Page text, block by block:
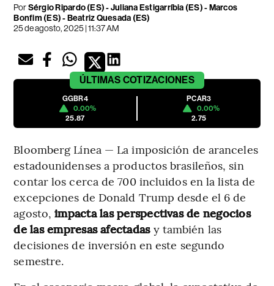
PorSérgio Ripardo (ES)-Juliana Estigarríbia (ES)-Marcos
Bonfim (ES)-Beatriz Quesada (ES)
25 de agosto, 2025 | 11:37 AM
ÚLTIMAS COTIZACIONES
GGBR4
0.00%
25.87
PCAR3
0.00%
2.75
Bloomberg Línea — La imposición de aranceles
estadounidenses a productos brasileños, sin
contar los cerca de 700 incluidos en la lista de
excepciones de Donald Trump desde el 6 de
agosto,impacta las perspectivas de negocios
de las empresas afectadas y también las
decisiones de inversión en este segundo
semestre.